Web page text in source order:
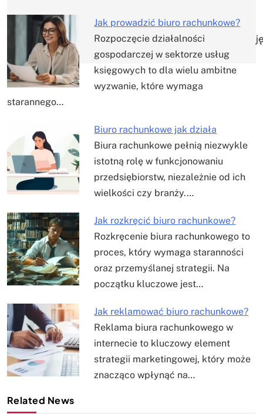
Jak prowadzić biuro rachunkowe?
Rozpoczęcie działalności
gospodarczej w sektorze usług
księgowych to dla wielu ambitne
wyzwanie, które wymaga
starannego…
Biuro rachunkowe jak działa
Biura rachunkowe pełnią niezwykle
istotną rolę w funkcjonowaniu
przedsiębiorstw, niezależnie od ich
wielkości czy branży.…
Jak rozkręcić biuro rachunkowe?
Rozkręcenie biura rachunkowego to
proces, który wymaga staranności
oraz przemyślanej strategii. Na
początku kluczowe jest…
Jak reklamować biuro rachunkowe?
Reklama biura rachunkowego w
internecie to kluczowy element
strategii marketingowej, który może
znacząco wpłynąć na…
Related News